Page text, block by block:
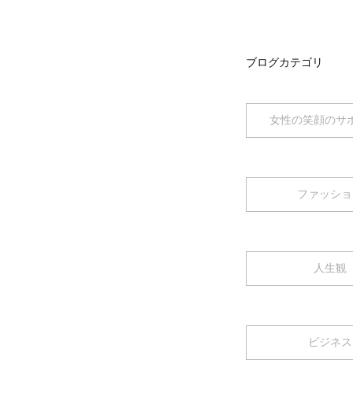
ブログカテゴリ
女性の笑顔のサ
ファッシ
人生観
ビジネス